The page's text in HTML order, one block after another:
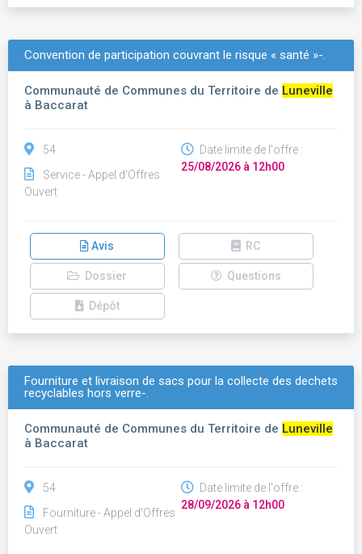
Convention de participation couvrant le risque « santé »-.
Communauté de Communes du Territoire de Luneville
à Baccarat
54
Service - Appel d'Offres
Ouvert
Date limite de l'offre :
25/08/2026 à 12h00
Avis RC
Dossier Questions
Dépôt
Fourniture et livraison de sacs pour la collecte des dechets
recyclables hors verre-.
Communauté de Communes du Territoire de Luneville
à Baccarat
54
Fourniture - Appel d'Offres
Ouvert
Date limite de l'offre :
28/09/2026 à 12h00